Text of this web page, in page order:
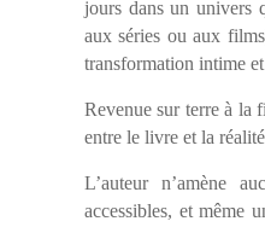
jours dans un univers
aux séries ou aux
transformation intime
Revenue sur terre à la
entre le livre et la
L’auteur n’amène
accessibles, et même